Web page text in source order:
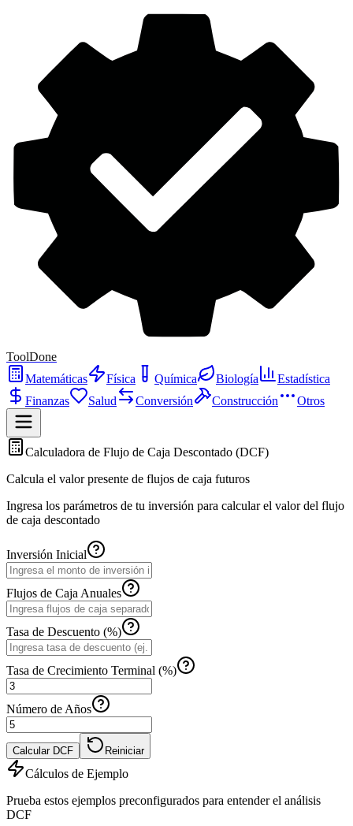
ToolDone
Matemáticas
Física Química Biología
Estadística
Finanzas
Salud Conversión Construcción Otros
Calculadora de Flujo de Caja Descontado (DCF)
Calcula el valor presente de flujos de caja futuros
Ingresa los parámetros de tu inversión para calcular el valor del flujo
de caja descontado
Inversión Inicial
Flujos de Caja Anuales
Tasa de Descuento (%)
Tasa de Crecimiento Terminal (%)
Número de Años
Calcular DCF Reiniciar
Cálculos de Ejemplo
Prueba estos ejemplos preconfigurados para entender el análisis
DCF